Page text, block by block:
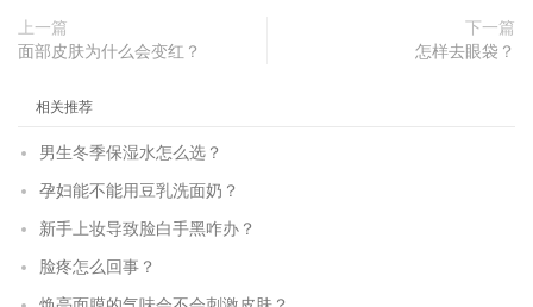
上一篇
面部皮肤为什么会变红？
下一篇
怎样去眼袋？
相关推荐
男生冬季保湿水怎么选？
孕妇能不能用豆乳洗面奶？
新手上妆导致脸白手黑咋办？
脸疼怎么回事？